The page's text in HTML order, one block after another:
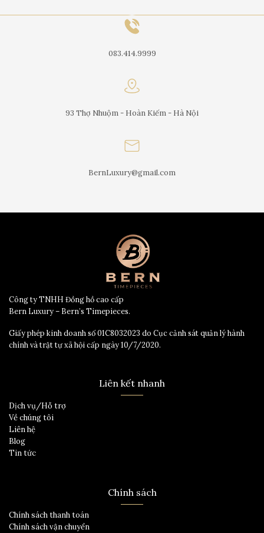
083.414.9999
93 Thợ Nhuộm - Hoàn Kiếm - Hà Nội
BernLuxury@gmail.com
Công ty TNHH Đồng hồ cao cấp
Bern Luxury – Bern’s Timepieces.
Giấy phép kinh doanh số 01C8032023 do Cục cảnh sát quản lý hành
chính và trật tự xã hội cấp ngày 10/7/2020.
Liên kết nhanh
Dịch vụ/Hỗ trợ
Về chúng tôi
Liên hệ
Blog
Tin tức
Chính sách
Chính sách thanh toán
Chính sách vận chuyển